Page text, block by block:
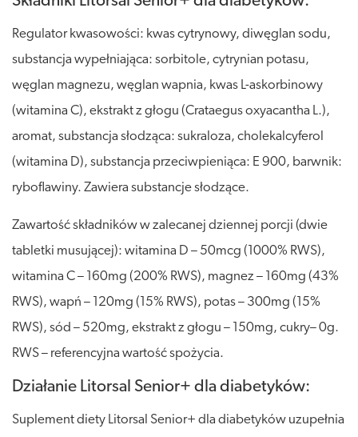
Regulator kwasowości: kwas cytrynowy, diwęglan sodu,
substancja wypełniająca: sorbitole, cytrynian potasu,
węglan magnezu, węglan wapnia, kwas L-askorbinowy
(witamina C), ekstrakt z głogu (Crataegus oxyacantha L.),
aromat, substancja słodząca: sukraloza, cholekalcyferol
(witamina D), substancja przeciwpieniąca: E 900, barwnik:
ryboflawiny. Zawiera substancje słodzące.
Zawartość składników w zalecanej dziennej porcji (dwie
tabletki musującej): witamina D – 50mcg (1000% RWS),
witamina C – 160mg (200% RWS), magnez – 160mg (43%
RWS), wapń – 120mg (15% RWS), potas – 300mg (15%
RWS), sód – 520mg, ekstrakt z głogu – 150mg, cukry– 0g.
RWS – referencyjna wartość spożycia.
Działanie Litorsal Senior+ dla diabetyków:
Suplement diety Litorsal Senior+ dla diabetyków uzupełnia